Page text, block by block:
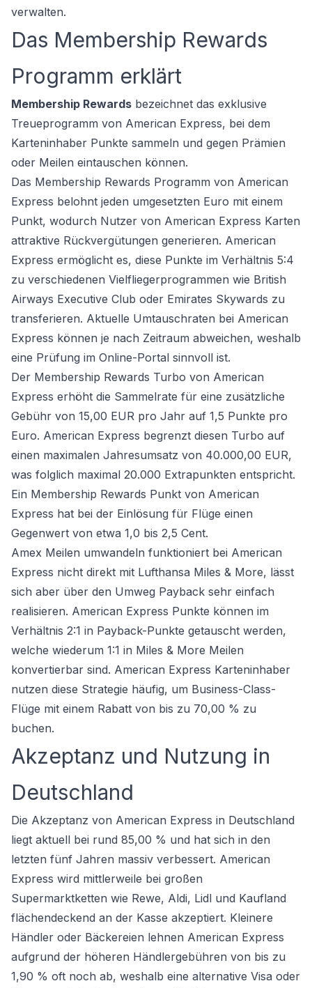
verwalten.
Das Membership Rewards
Programm erklärt
Membership Rewards bezeichnet das exklusive
Treueprogramm von American Express, bei dem
Karteninhaber Punkte sammeln und gegen Prämien
oder Meilen eintauschen können.
Das Membership Rewards Programm von American
Express belohnt jeden umgesetzten Euro mit einem
Punkt, wodurch Nutzer von American Express Karten
attraktive Rückvergütungen generieren. American
Express ermöglicht es, diese Punkte im Verhältnis 5:4
zu verschiedenen Vielfliegerprogrammen wie British
Airways Executive Club oder Emirates Skywards zu
transferieren. Aktuelle Umtauschraten bei American
Express können je nach Zeitraum abweichen, weshalb
eine Prüfung im Online-Portal sinnvoll ist.
Der Membership Rewards Turbo von American
Express erhöht die Sammelrate für eine zusätzliche
Gebühr von 15,00 EUR pro Jahr auf 1,5 Punkte pro
Euro. American Express begrenzt diesen Turbo auf
einen maximalen Jahresumsatz von 40.000,00 EUR,
was folglich maximal 20.000 Extrapunkten entspricht.
Ein Membership Rewards Punkt von American
Express hat bei der Einlösung für Flüge einen
Gegenwert von etwa 1,0 bis 2,5 Cent.
Amex Meilen umwandeln funktioniert bei American
Express nicht direkt mit Lufthansa Miles & More, lässt
sich aber über den Umweg Payback sehr einfach
realisieren. American Express Punkte können im
Verhältnis 2:1 in Payback-Punkte getauscht werden,
welche wiederum 1:1 in Miles & More Meilen
konvertierbar sind. American Express Karteninhaber
nutzen diese Strategie häufig, um Business-Class-
Flüge mit einem Rabatt von bis zu 70,00 % zu
buchen.
Akzeptanz und Nutzung in
Deutschland
Die Akzeptanz von American Express in Deutschland
liegt aktuell bei rund 85,00 % und hat sich in den
letzten fünf Jahren massiv verbessert. American
Express wird mittlerweile bei großen
Supermarktketten wie Rewe, Aldi, Lidl und Kaufland
flächendeckend an der Kasse akzeptiert. Kleinere
Händler oder Bäckereien lehnen American Express
aufgrund der höheren Händlergebühren von bis zu
1,90 % oft noch ab, weshalb eine alternative Visa oder